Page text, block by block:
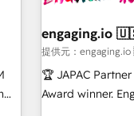
IA & Breeze AI. 🎯 Secteurs : Industrie, Distribution B2B,
SaaS, Services
livrables :
Sales + Service
engaging.io
提供元：
🏆 JAPAC
Award winner. Engaging.io is one of HubSpot’s most